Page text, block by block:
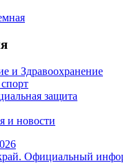
и Здравоохранение
защита
и новости